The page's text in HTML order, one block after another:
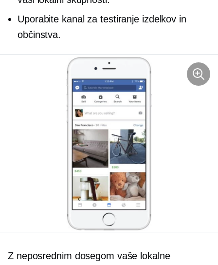
Uporabite kanal za testiranje izdelkov in
občinstva.
Z neposrednim dosegom vaše lokalne